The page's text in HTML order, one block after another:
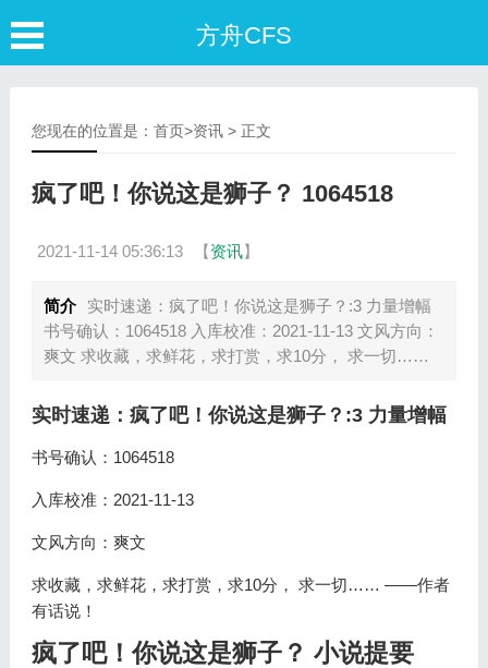
方舟CFS
您现在的位置是： 首页>资讯> 正文
疯了吧！你说这是狮子？ 1064518
2021-11-14 05:36:13 【资讯】
简介
实时速递：疯了吧！你说这是狮子？:3 力量增幅
书号确认：1064518 入库校准：2021-11-13 文风方向：
爽文 求收藏，求鲜花，求打赏，求10分， 求一切……
实时速递：疯了吧！你说这是狮子？:3 力量增幅
书号确认：1064518
入库校准：2021-11-13
文风方向：爽文
求收藏，求鲜花，求打赏，求10分， 求一切…… ——作者
有话说！
疯了吧！你说这是狮子？ 小说提要